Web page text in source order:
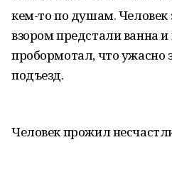
кем-то по душам. Человек
взором предстали ванна и
пробормотал, что ужасно
подъезд.
Человек прожил